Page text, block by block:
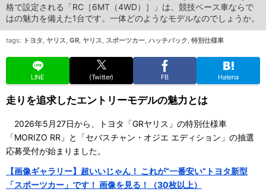
格で設定される「RC［6MT（4WD）］」は、競技ベース車ならで
はの魅力を備えた1台です。一体どのようなモデルなのでしょうか。
tags: トヨタ, ヤリス, GR, ヤリス, スポーツカー, ハッチバック, 特別仕様車
LINE (Twitter) FB Hatena
走りを追求したエントリーモデルの魅力とは
2026年5月27日から、トヨタ「GRヤリス」の特別仕様車
「MORIZO RR」と「セバスチャン・オジエ エディション」の抽選
応募受付が始まりました。
【画像ギャラリー】超いいじゃん！ これが“一番安い”トヨタ新型
「スポーツカー」です！ 画像を見る！（30枚以上）